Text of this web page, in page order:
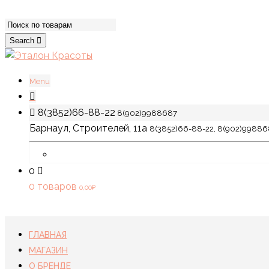
Search
Menu
8(3852)66-88-22 8(902)9988687
Барнаул, Строителей, 11а 8(3852)66-88-22,
0
0 товаров 0,00₽
ГЛАВНАЯ
МАГАЗИН
О БРЕНДЕ